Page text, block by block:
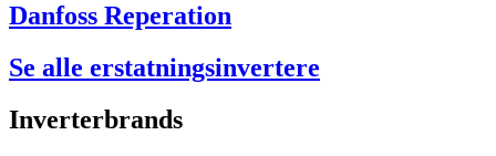
Danfoss Reperation
Se alle erstatningsinvertere
Inverterbrands